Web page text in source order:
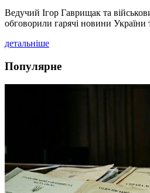
Ведучий Ігор Гаврищак та
обговорили гарячі новини України
детальніше
Популярне